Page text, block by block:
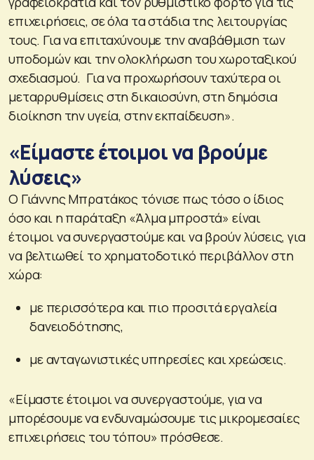
επιχειρήσεις, σε όλα τα στάδια της λειτουργίας
τους. Για να επιταχύνουμε την αναβάθμιση των
υποδομών και την ολοκλήρωση του χωροταξικού
σχεδιασμού. Για να προχωρήσουν ταχύτερα οι
μεταρρυθμίσεις στη δικαιοσύνη, στη δημόσια
διοίκηση την υγεία, στην εκπαίδευση».
«Είμαστε έτοιμοι να βρούμε
λύσεις»
Ο Γιάννης Μπρατάκος τόνισε πως τόσο ο ίδιος
όσο και η παράταξη «Άλμα μπροστά» είναι
έτοιμοι να συνεργαστούμε και να βρούν λύσεις, για
να βελτιωθεί το χρηματοδοτικό περιβάλλον στη
χώρα:
με περισσότερα και πιο προσιτά εργαλεία
δανειοδότησης,
με ανταγωνιστικές υπηρεσίες και χρεώσεις.
«Είμαστε έτοιμοι να συνεργαστούμε, για να
μπορέσουμε να ενδυναμώσουμε τις μικρομεσαίες
επιχειρήσεις του τόπου» πρόσθεσε.